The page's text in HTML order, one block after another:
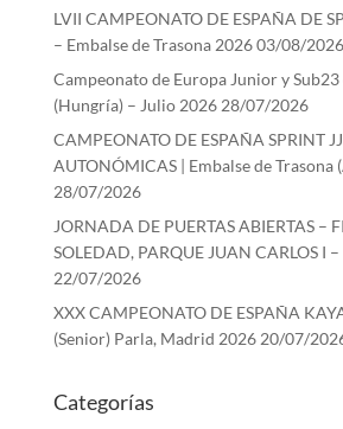
LVII CAMPEONATO DE ESPAÑA DE
– Embalse de Trasona 202603/08/2026
Campeonato de Europa Junior y Sub23
(Hungría) – Julio 2026 28/07/2026
CAMPEONATO DE ESPAÑA SPRINT
AUTONÓMICAS | Embalse de Trasona
28/07/2026
JORNADA DE PUERTAS ABIERTAS –
SOLEDAD, PARQUE JUAN CARLOS I
22/07/2026
XXX CAMPEONATO DE ESPAÑA
(Senior) Parla, Madrid 2026 20/07/
Categorías